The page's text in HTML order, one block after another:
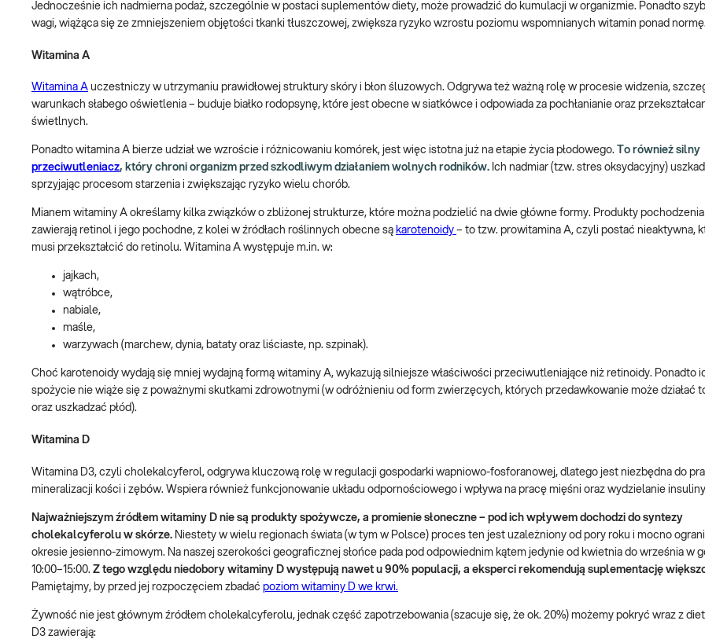
Jednocześnie ich nadmierna podaż, szczególnie w postaci suplementów diety, może prowadzić do kumulacji w organizmie. Ponadto
wagi, wiążąca się ze zmniejszeniem objętości tkanki tłuszczowej, zwiększa ryzyko wzrostu poziomu wspomnianych witamin ponad normę.
Witamina A
Witamina A uczestniczy w utrzymaniu prawidłowej struktury skóry i błon śluzowych. Odgrywa też ważną rolę w procesie widzenia,
warunkach słabego oświetlenia – buduje białko rodopsynę, które jest obecne w siatkówce i odpowiada za pochłanianie oraz
świetlnych.
Ponadto witamina A bierze udział we wzroście i różnicowaniu komórek, jest więc istotna już na etapie życia płodowego. To również silny
przeciwutleniacz, który chroni organizm przed szkodliwym działaniem wolnych rodników. Ich nadmiar (tzw. stres oksydacyjny)
sprzyjając procesom starzenia i zwiększając ryzyko wielu chorób.
Mianem witaminy A określamy kilka związków o zbliżonej strukturze, które można podzielić na dwie główne formy. Produkty
zawierają retinol i jego pochodne, z kolei w źródłach roślinnych obecne są karotenoidy – to tzw. prowitamina A, czyli postać nieaktywna,
musi przekształcić do retinolu. Witamina A występuje m.in. w:
jajkach,
wątróbce,
nabiale,
maśle,
warzywach (marchew, dynia, bataty oraz liściaste, np. szpinak).
Choć karotenoidy wydają się mniej wydajną formą witaminy A, wykazują silniejsze właściwości przeciwutleniające niż retinoidy. Ponadto
spożycie nie wiąże się z poważnymi skutkami zdrowotnymi (w odróżnieniu od form zwierzęcych, których przedawkowanie może działać
oraz uszkadzać płód).
Witamina D
Witamina D3, czyli cholekalcyferol, odgrywa kluczową rolę w regulacji gospodarki wapniowo-fosforanowej, dlatego jest niezbędna do
mineralizacji kości i zębów. Wspiera również funkcjonowanie układu odpornościowego i wpływa na pracę mięśni oraz wydzielanie
Najważniejszym źródłem witaminy D nie są produkty spożywcze, a promienie słoneczne – pod ich wpływem dochodzi do syntezy
cholekalcyferolu w skórze. Niestety w wielu regionach świata (w tym w Polsce) proces ten jest uzależniony od pory roku i mocno
okresie jesienno-zimowym. Na naszej szerokości geograficznej słońce pada pod odpowiednim kątem jedynie od kwietnia do września w
10:00–15:00. Z tego względu niedobory witaminy D występują nawet u 90% populacji, a eksperci rekomendują suplementację
Pamiętajmy, by przed jej rozpoczęciem zbadać poziom witaminy D we krwi.
Żywność nie jest głównym źródłem cholekalcyferolu, jednak część zapotrzebowania (szacuje się, że ok. 20%) możemy pokryć wraz z
D3 zawierają: